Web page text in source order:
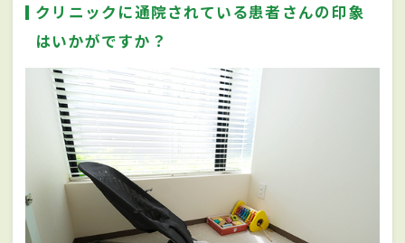
クリニックに通院されている患者さんの印象
はいかがですか？